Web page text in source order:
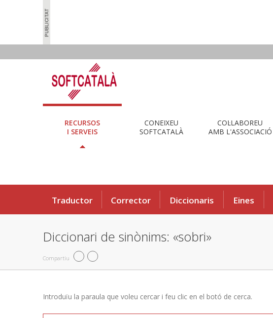
RECURSOS
I SERVEIS
CONEIXEU
SOFTCATALÀ
COL·LABOREU
AMB L'ASSOCIACIÓ
Traductor Corrector Diccionaris Eines
Diccionari de sinònims: «sobri»
Compartiu
Introduïu la paraula que voleu cercar i feu clic en el botó de cerca.